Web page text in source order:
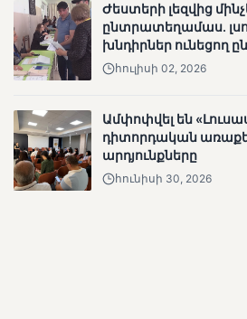
ԿԸՀ-ն
նախնական
1։00 դրությամբ
Ժեստերի լեզվից
ընտրատեղամաս.
խնդիրներ ունեցող
ճանապարհը
հուլիսի 02, 2026
Ամփոփվել են
դիտորդական
արդյունքները
հունիսի 30, 2026